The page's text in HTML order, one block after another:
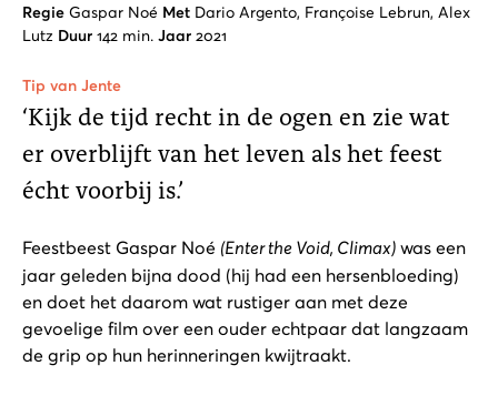
Regie Gaspar Noé Met Dario Argento, Françoise Lebrun, Alex
Lutz Duur 142 min. Jaar 2021
Tip van Jente
‘Kijk de tijd recht in de ogen en zie wat
er overblijft van het leven als het feest
écht voorbij is.’
Feestbeest Gaspar Noé (Enter the Void, Climax) was een
jaar geleden bijna dood (hij had een hersenbloeding)
en doet het daarom wat rustiger aan met deze
gevoelige film over een ouder echtpaar dat langzaam
de grip op hun herinneringen kwijtraakt.